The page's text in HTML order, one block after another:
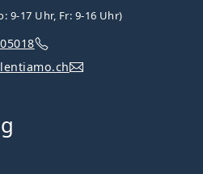
9-17 Uhr, Fr: 9-16 Uhr)